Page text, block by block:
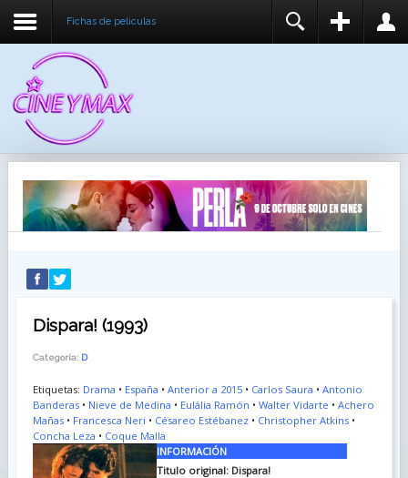
Fichas de peliculas
RECUÉRDEME
IDENTIFICARSE
REGISTER
Dispara! (1993)
Categoría: D
Etiquetas: Drama • España • Anterior a 2015• Carlos Saura • Antonio
Banderas• Nieve de Medina • Eulália Ramón • Walter Vidarte • Achero
Mañas• Francesca Neri • Césareo Estébanez• Christopher Atkins•
Concha Leza • Coque Malla
INFORMACIÓN
Titulo original: Dispara!